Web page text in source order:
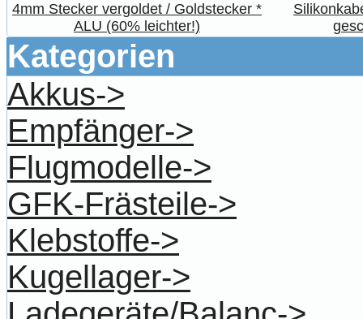
4mm Stecker vergoldet / Goldstecker *
ALU (60% leichter!)
Kategorien
Akkus->
Empfänger->
Flugmodelle->
GFK-Frästeile->
Klebstoffe->
Kugellager->